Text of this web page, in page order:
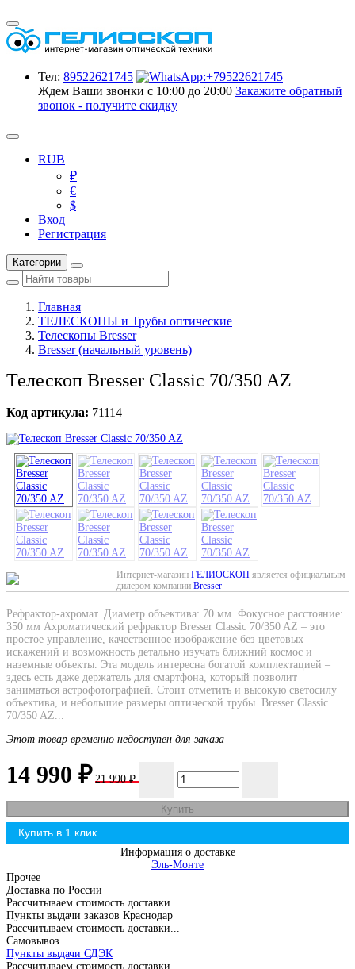
Тел: 89522621745
Ждем Ваши звонки с 10:00 до 20:00 Закажите обратный
звонок - получите скидку
RUB
₽
€
$
Вход
Регистрация
Категории
Главная
ТЕЛЕСКОПЫ и Трубы оптические
Телескопы Bresser
Bresser (начальный уровень)
Телескоп Bresser Classic 70/350 AZ
Код артикула: 71114
-32%
Интернет-магазин ГЕЛИОСКОП является официальным
дилером компании Bresser
Рефрактор-ахромат. Диаметр объектива: 70 мм. Фокусное расстояние:
350 мм Ахроматический рефрактор Bresser Classic 70/350 AZ – это
простое управление, качественное изображение без цветовых
искажений и возможность детально изучать ближний космос и
наземные объекты. Эта модель интересна богатой комплектацией –
здесь есть даже держатель для смартфона, который позволит
заниматься астрофотографией. Стоит отметить и высокую светосилу
объектива, и небольшие размеры оптической трубы. Bresser Classic
70/350 AZ...
Этот товар временно недоступен для заказа
14 990 ₽ 21 990₽
Купить
Информация о доставке
Эль-Монте
Прочее
Доставка по России
Рассчитываем стоимость доставки...
Пункты выдачи заказов Краснодар
Рассчитываем стоимость доставки...
Самовывоз
Пункты выдачи СДЭК
Рассчитываем стоимость доставки...